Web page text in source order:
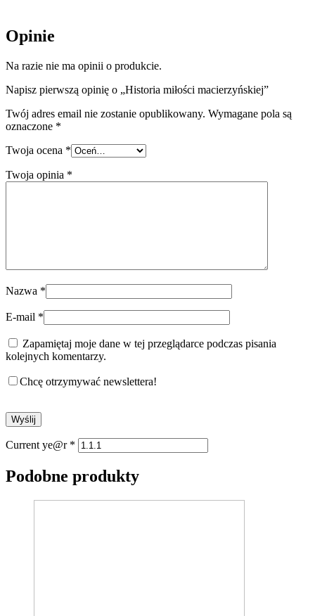
Opinie
Na razie nie ma opinii o produkcie.
Napisz pierwszą opinię o „Historia miłości macierzyńskiej”
Twój adres email nie zostanie opublikowany. Wymagane pola są
oznaczone *
Twoja ocena *
Twoja opinia *
Nazwa *
E-mail *
Zapamiętaj moje dane w tej przeglądarce podczas pisania
kolejnych komentarzy.
Chcę otrzymywać newslettera!
Current ye@r *
Podobne produkty